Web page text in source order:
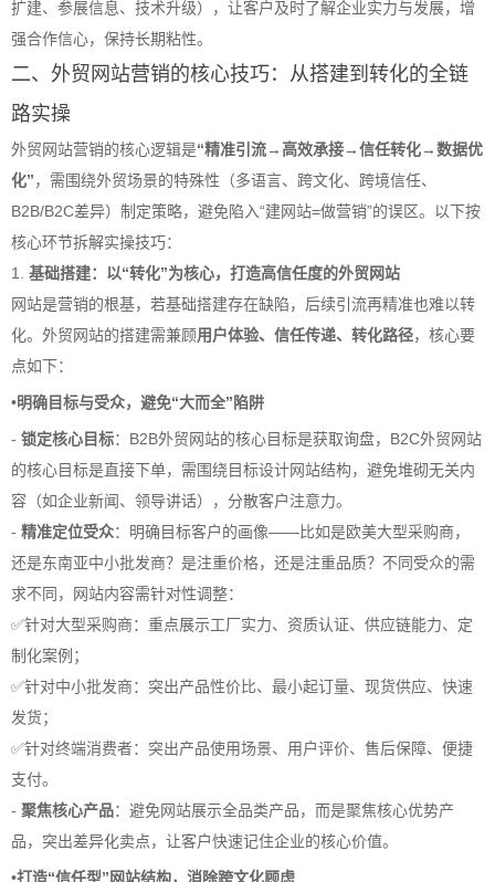
扩建、参展信息、技术升级），让客户及时了解企业实力与发展，增
强合作信心，保持长期粘性。
二、外贸网站营销的核心技巧：从搭建到转化的全链
路实操
外贸网站营销的核心逻辑是“精准引流→高效承接→信任转化→数据优
化”，需围绕外贸场景的特殊性（多语言、跨文化、跨境信任、
B2B/B2C差异）制定策略，避免陷入“建网站=做营销”的误区。以下按
核心环节拆解实操技巧：
1. 基础搭建：以“转化”为核心，打造高信任度的外贸网站
网站是营销的根基，若基础搭建存在缺陷，后续引流再精准也难以转
化。外贸网站的搭建需兼顾用户体验、信任传递、转化路径，核心要
点如下：
•明确目标与受众，避免“大而全”陷阱
- 锁定核心目标：B2B外贸网站的核心目标是获取询盘，B2C外贸网站
的核心目标是直接下单，需围绕目标设计网站结构，避免堆砌无关内
容（如企业新闻、领导讲话），分散客户注意力。
- 精准定位受众：明确目标客户的画像——比如是欧美大型采购商，
还是东南亚中小批发商？是注重价格，还是注重品质？不同受众的需
求不同，网站内容需针对性调整：
✅针对大型采购商：重点展示工厂实力、资质认证、供应链能力、定
制化案例；
✅针对中小批发商：突出产品性价比、最小起订量、现货供应、快速
发货；
✅针对终端消费者：突出产品使用场景、用户评价、售后保障、便捷
支付。
- 聚焦核心产品：避免网站展示全品类产品，而是聚焦核心优势产
品，突出差异化卖点，让客户快速记住企业的核心价值。
•打造“信任型”网站结构，消除跨文化顾虑